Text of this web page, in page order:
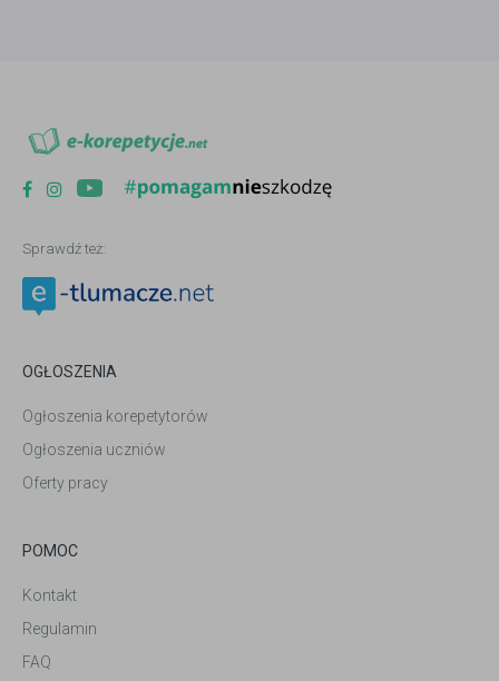
Sprawdź też:
OGŁOSZENIA
Ogłoszenia korepetytorów
Ogłoszenia uczniów
Oferty pracy
POMOC
Kontakt
Regulamin
FAQ